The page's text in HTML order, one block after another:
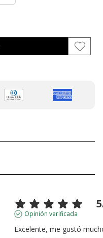
5
Opinión verificada
Excelente, me gustó